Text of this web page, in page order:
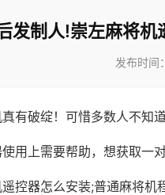
发制人!崇左麻将机
发布时间
有破绽！可惜多数人不知
用上需要帮助，想获取一
控器怎么安装;普通麻将